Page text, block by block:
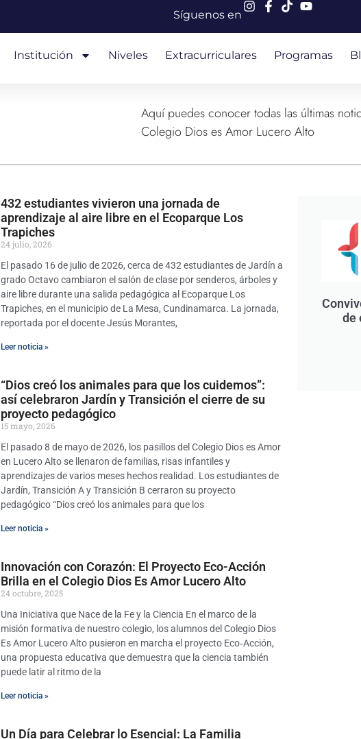
Síguenos en
Institución Niveles Extracurriculares Programas
Aquí puedes conocer todas las últimas
Colegio Dios es Amor Lucero Alto
432 estudiantes vivieron una jornada de
aprendizaje al aire libre en el Ecoparque Los
Trapiches
24 julio, 2026
El pasado 16 de julio de 2026, cerca de 432 estudiantes de Jardín a
grado Octavo cambiaron el salón de clase por senderos, árboles y
aire libre durante una salida pedagógica al Ecoparque Los
Trapiches, en el municipio de La Mesa, Cundinamarca. La jornada,
reportada por el docente Jesús Morantes,
Leer noticia »
“Dios creó los animales para que los cuidemos”:
así celebraron Jardín y Transición el cierre de su
proyecto pedagógico
15 mayo, 2026
El pasado 8 de mayo de 2026, los pasillos del Colegio Dios es Amor
en Lucero Alto se llenaron de familias, risas infantiles y
aprendizajes de varios meses hechos realidad. Los estudiantes de
Jardín, Transición A y Transición B cerraron su proyecto
pedagógico “Dios creó los animales para que los
Leer noticia »
Innovación con Corazón: El Proyecto Eco-Acción
Brilla en el Colegio Dios Es Amor Lucero Alto
24 octubre, 2025
Una Iniciativa que Nace de la Fe y la Ciencia En el marco de la
misión formativa de nuestro colegio, los alumnos del Colegio Dios
Es Amor Lucero Alto pusieron en marcha el proyecto Eco‑Acción,
una propuesta educativa que demuestra que la ciencia también
puede latir al ritmo de la
Leer noticia »
Un Día para Celebrar lo Esencial: La Familia
de